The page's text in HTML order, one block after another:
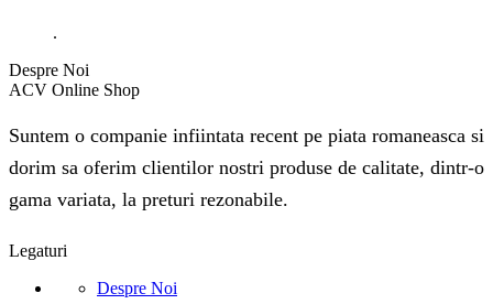
.
Despre Noi
ACV Online Shop
Suntem o companie infiintata recent pe piata romaneasca si
dorim sa oferim clientilor nostri produse de calitate, dintr-o
gama variata, la preturi rezonabile.
Legaturi
Despre Noi